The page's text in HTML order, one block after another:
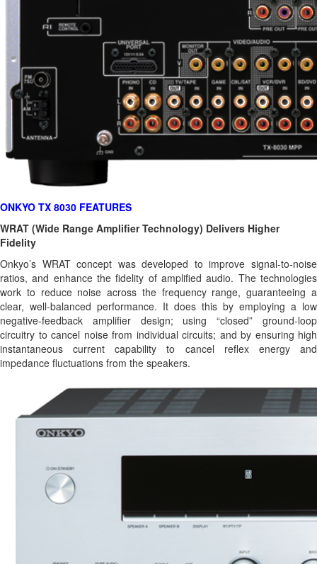
ONKYO TX 8030 FEATURES
WRAT (Wide Range Amplifier Technology) Delivers Higher
Fidelity
Onkyo’s WRAT concept was developed to improve signal-to-noise
ratios, and enhance the fidelity of amplified audio. The technologies
work to reduce noise across the frequency range, guaranteeing a
clear, well-balanced performance. It does this by employing a low
negative-feedback amplifier design; using “closed” ground-loop
circuitry to cancel noise from individual circuits; and by ensuring high
instantaneous current capability to cancel reflex energy and
impedance fluctuations from the speakers.